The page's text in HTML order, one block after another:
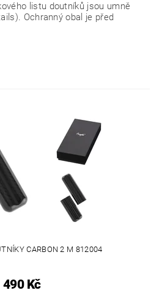
listu doutníků jsou umně
Ochranný obal je před
CARBON 2 M 812004
490 Kč